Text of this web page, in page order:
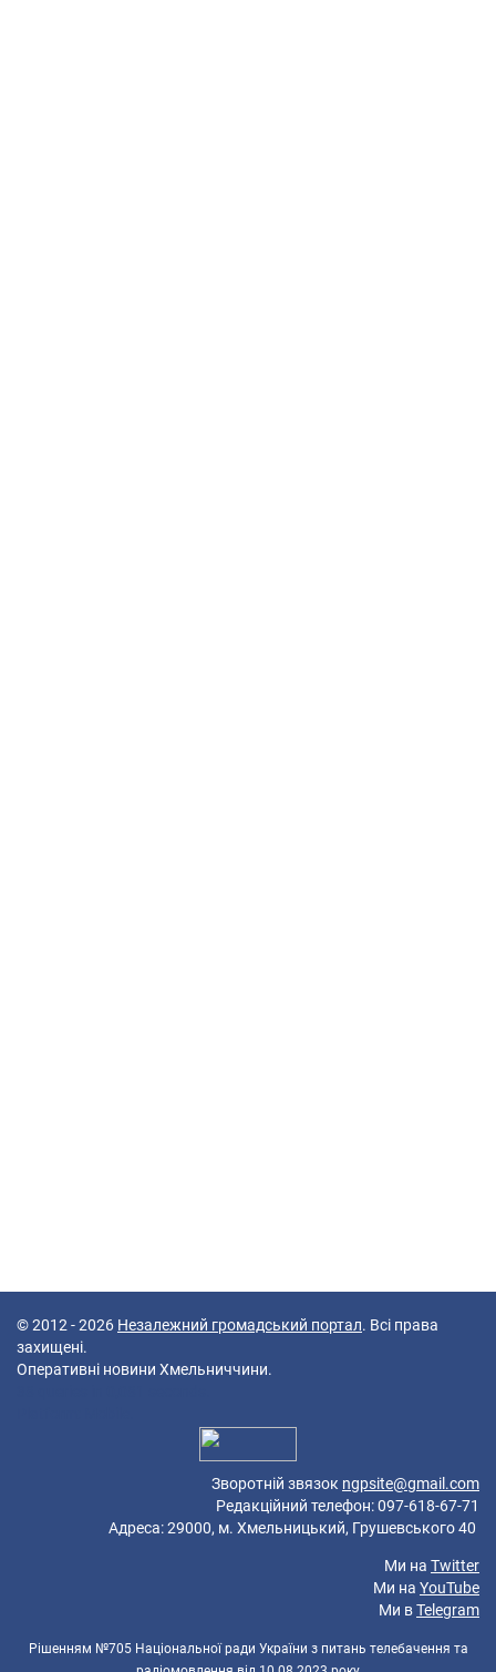
© 2012 - 2026 Незалежний громадський портал. Всі права
захищені.
Оперативні новини Хмельниччини.
Зворотній звязок ngpsite@gmail.com
Редакційний телефон: 097-618-67-71
Адреса: 29000, м. Хмельницький, Грушевського 40
Ми на Twitter
Ми на YouTube
Ми вTelegram
Рішенням №705 Національної ради України з питань телебачення та